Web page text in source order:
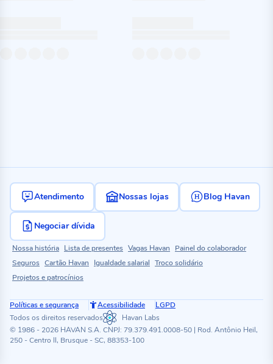
Atendimento Nossas lojas Blog Havan
Negociar dívida
Nossa história Lista de presentes Vagas Havan
Painel do colaborador
Seguros Cartão Havan Igualdade salarial Troco solidário
Projetos e patrocínios
Políticas e segurança Acessibilidade
LGPD
Todos os direitos reservados
Havan Labs
© 1986 - 2026 HAVAN S.A. CNPJ: 79.379.491.0008-50 | Rod. Antônio Heil,
250 - Centro II, Brusque - SC, 88353-100